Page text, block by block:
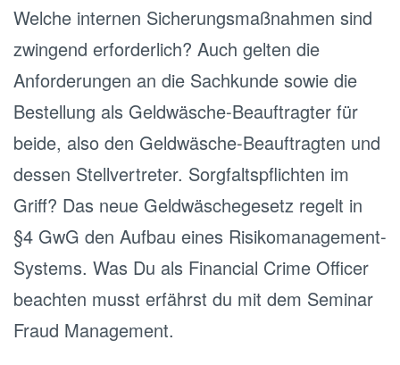
Welche internen Sicherungsmaßnahmen sind
zwingend erforderlich? Auch gelten die
Anforderungen an die Sachkunde sowie die
Bestellung als Geldwäsche-Beauftragter für
beide, also den Geldwäsche-Beauftragten und
dessen Stellvertreter. Sorgfaltspflichten im
Griff? Das neue Geldwäschegesetz regelt in
§4 GwG den Aufbau eines Risikomanagement-
Systems. Was Du als Financial Crime Officer
beachten musst erfährst du mit dem Seminar
Fraud Management.